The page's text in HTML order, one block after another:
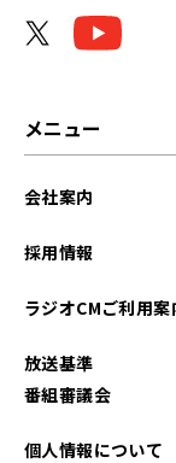
メニュー
会社案内
採用情報
ラジオCMご利用案
放送基準
番組審議会
個人情報について